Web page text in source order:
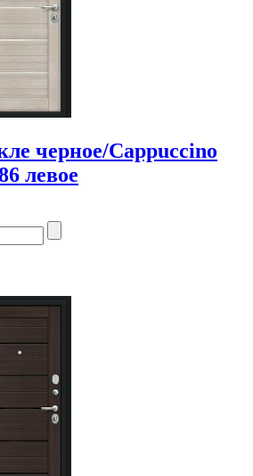
черное/Cappuccino
левое